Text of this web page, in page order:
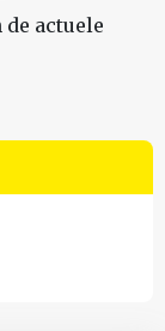
actuele